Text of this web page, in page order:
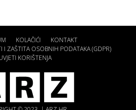
KOLAČIĆI
KONTAKT
I ZAŠTITA OSOBNIH PODATAKA (GDPR)
KORIŠTENJA